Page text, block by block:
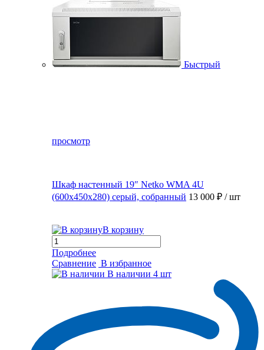
Быстрый
просмотр
Шкаф настенный 19″ Netko WMA 4U
(600x450x280) серый, собранный 13 000 ₽ / шт
В корзину
Подробнее
Сравнение В избранное
В наличии 4 шт